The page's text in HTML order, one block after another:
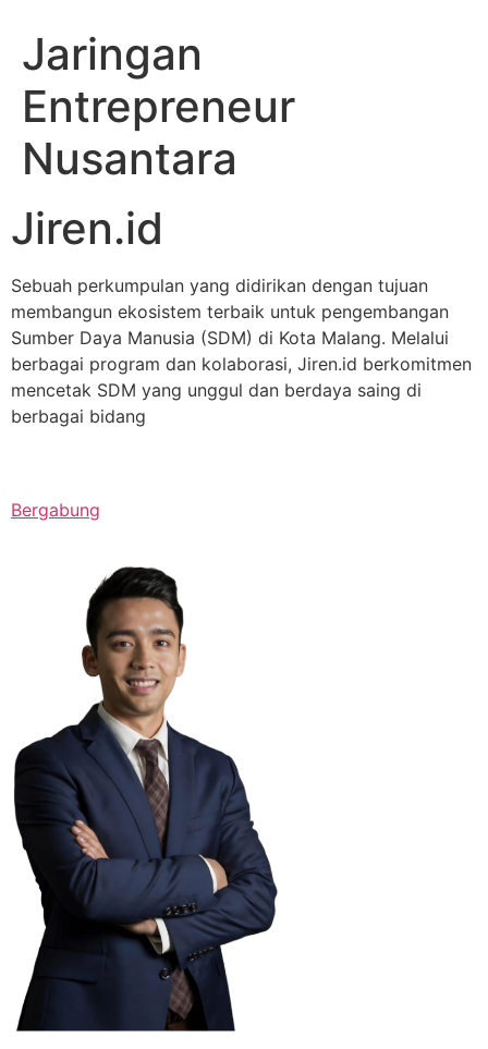
Jaringan
Entrepreneur
Nusantara
Jiren.id
Sebuah perkumpulan yang didirikan dengan tujuan
membangun ekosistem terbaik untuk pengembangan
Sumber Daya Manusia (SDM) di Kota Malang. Melalui
berbagai program dan kolaborasi, Jiren.id berkomitmen
mencetak SDM yang unggul dan berdaya saing di
berbagai bidang
Bergabung